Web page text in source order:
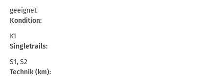
geeignet
Kondition:
K1
Singletrails:
S1, S2
Technik (km):